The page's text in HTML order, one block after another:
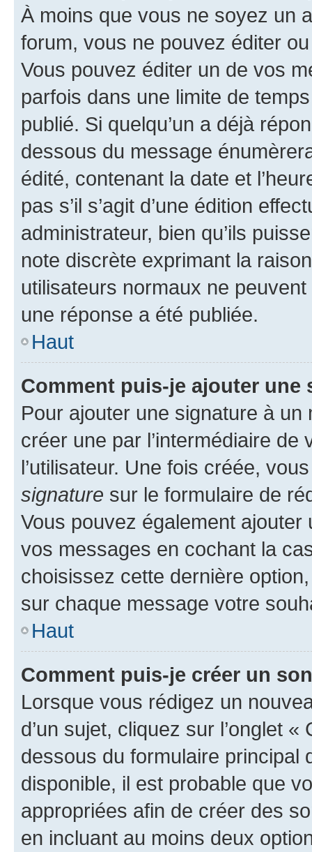
À moins que vous ne soyez un
forum, vous ne pouvez éditer
Vous pouvez éditer un de vos
parfois dans une limite de
publié. Si quelqu’un a déjà
dessous du message
édité, contenant la date et
pas s’il s’agit d’une édition
administrateur, bien qu’ils
note discrète exprimant la
utilisateurs normaux ne
une réponse a été publiée.
Haut
Comment puis-je ajouter une
Pour ajouter une signature à un
créer une par l’intermédiaire
l’utilisateur. Une fois créée,
signature sur le formulaire de
Vous pouvez également
vos messages en cochant la
choisissez cette dernière
sur chaque message votre
Haut
Comment puis-je créer un
Lorsque vous rédigez un
d’un sujet, cliquez sur l’onglet
dessous du formulaire principal
disponible, il est probable que
appropriées afin de créer des
en incluant au moins deux